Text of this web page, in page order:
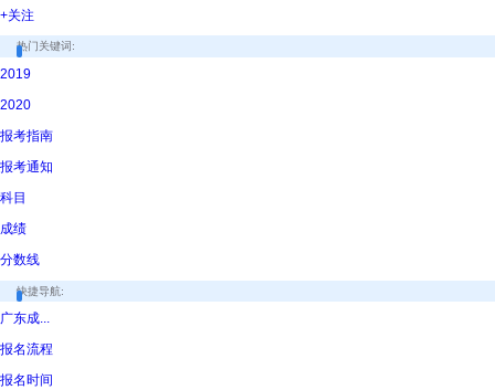
+关注
热门关键词:
2019
2020
报考指南
报考通知
科目
成绩
分数线
快捷导航:
广东成...
报名流程
报名时间